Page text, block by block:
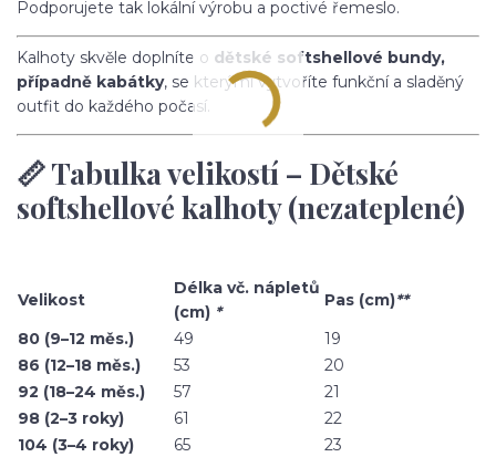
Podporujete tak lokální výrobu a poctivé řemeslo.
Kalhoty skvěle doplníte o dětské softshellové bundy,
případně kabátky, se kterými vytvoříte funkční a sladěný
outfit do každého počasí.
📏 Tabulka velikostí – Dětské
softshellové kalhoty (nezateplené)
Velikost
Délka vč. nápletů
(cm) *
Pas (cm)**
80 (9–12 měs.)
49
19
86 (12–18 měs.)
53
20
92 (18–24 měs.)
57
21
98 (2–3 roky)
61
22
104 (3–4 roky)
65
23